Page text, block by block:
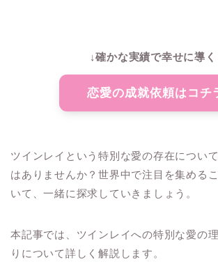
↓確かな実績で幸せに導く
恋愛の成就依頼はコチ
ツインレイという特別な愛の存在につい
はありませんか？世界中で注目を集める
いて、一緒に探求していきましょう。
本記事では、ツインレイへの特別な愛の
りについて詳しく解説します。